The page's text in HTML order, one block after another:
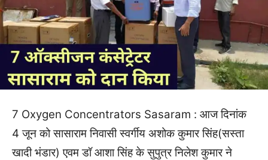
7 Oxygen Concentrators Sasaram : आज दिनांक
4 जून को सासाराम निवासी स्वर्गीय अशोक कुमार सिंह(सस्ता
खादी भंडार) एवम डॉ आशा सिंह के सुपुत्र निलेश कुमार ने